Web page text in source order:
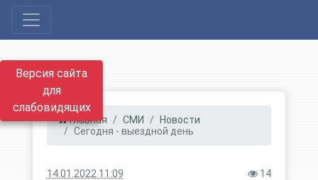
Версия сайта
для
слабовидящих
Главная СМИ
Новости
Сегодня - выездной день
14.01.2022 11:09 14